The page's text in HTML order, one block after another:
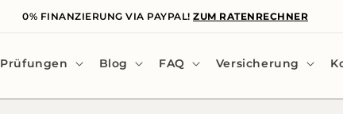
0% FINANZIERUNG VIA PAYPAL! ZUM RATENRECHNER
Prüfungen Blog FAQ Versicherung